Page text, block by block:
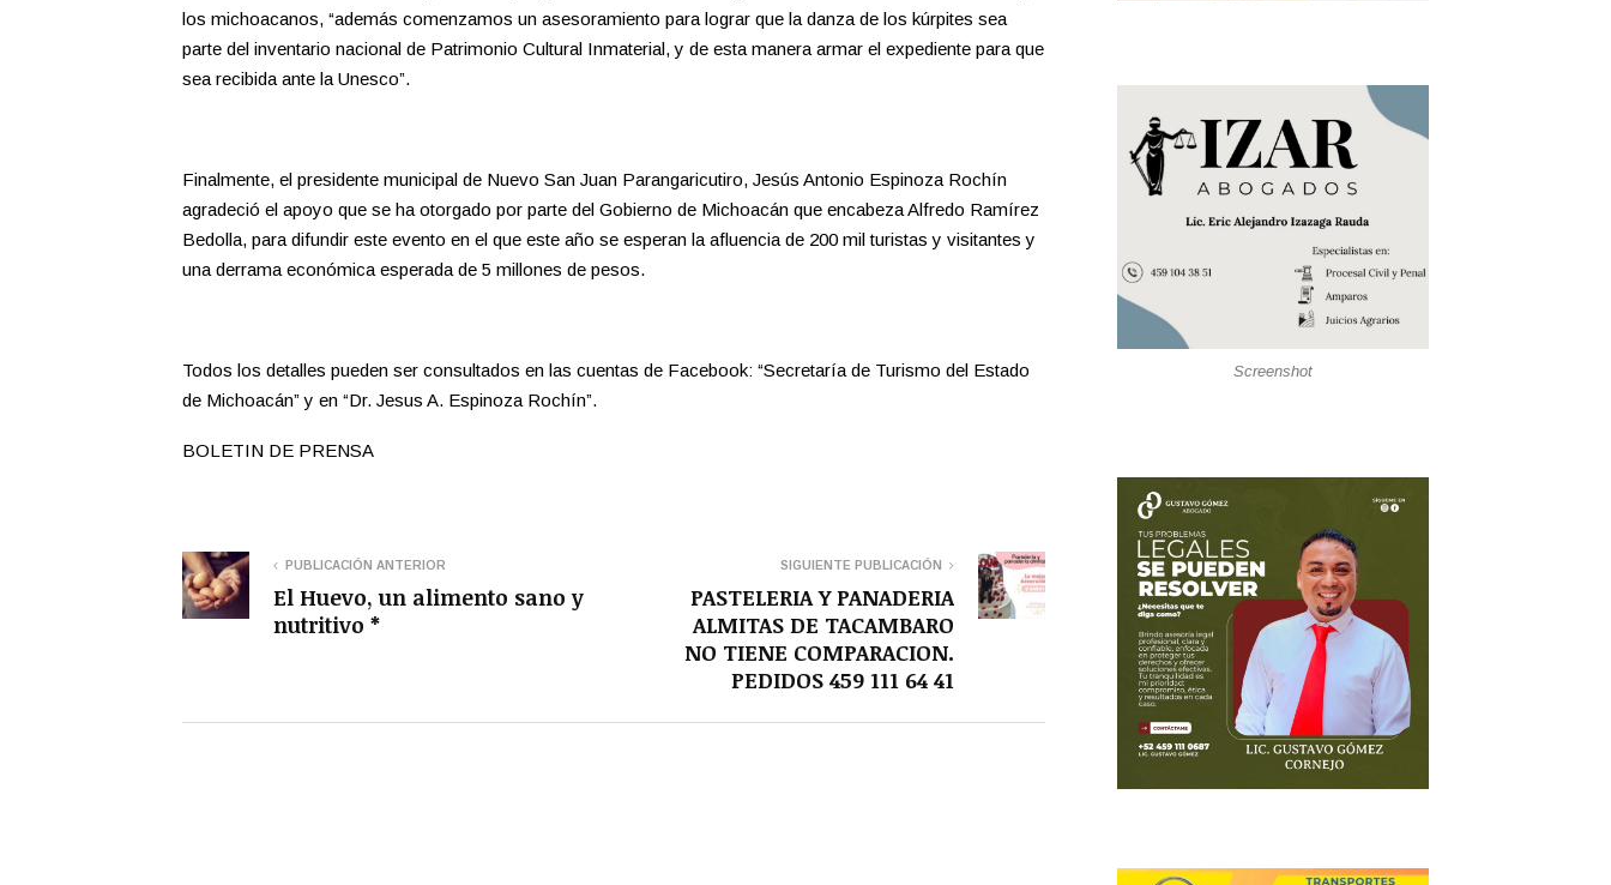
los michoacanos, “además comenzamos un asesoramiento para lograr que la danza de los kúrpites sea
parte del inventario nacional de Patrimonio Cultural Inmaterial, y de esta manera armar el expediente para que
sea recibida ante la Unesco”.
Finalmente, el presidente municipal de Nuevo San Juan Parangaricutiro, Jesús Antonio Espinoza Rochín
agradeció el apoyo que se ha otorgado por parte del Gobierno de Michoacán que encabeza Alfredo Ramírez
Bedolla, para difundir este evento en el que este año se esperan la afluencia de 200 mil turistas y visitantes y
una derrama económica esperada de 5 millones de pesos.
Todos los detalles pueden ser consultados en las cuentas de Facebook: “Secretaría de Turismo del Estado
de Michoacán” y en “Dr. Jesus A. Espinoza Rochín”.
BOLETIN DE PRENSA
PUBLICACIÓN ANTERIOR
El Huevo, un alimento sano y
nutritivo *
SIGUIENTE PUBLICACIÓN
PASTELERIA Y PANADERIA
ALMITAS DE TACAMBARO
NO TIENE COMPARACION.
PEDIDOS 459 111 64 41
Screenshot